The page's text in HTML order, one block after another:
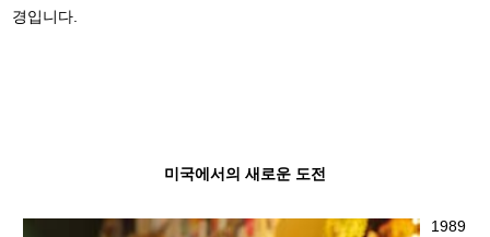
경입니다.
미국에서의 새로운 도전
1989